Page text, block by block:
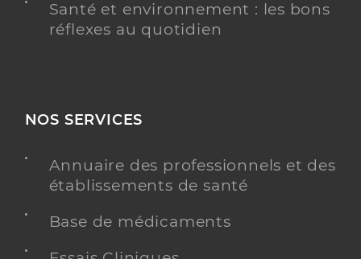
Santé et environnement : les bons
réflexes au quotidien
NOS SERVICES
Annuaire des professionnels et des
établissements de santé
Base de médicaments